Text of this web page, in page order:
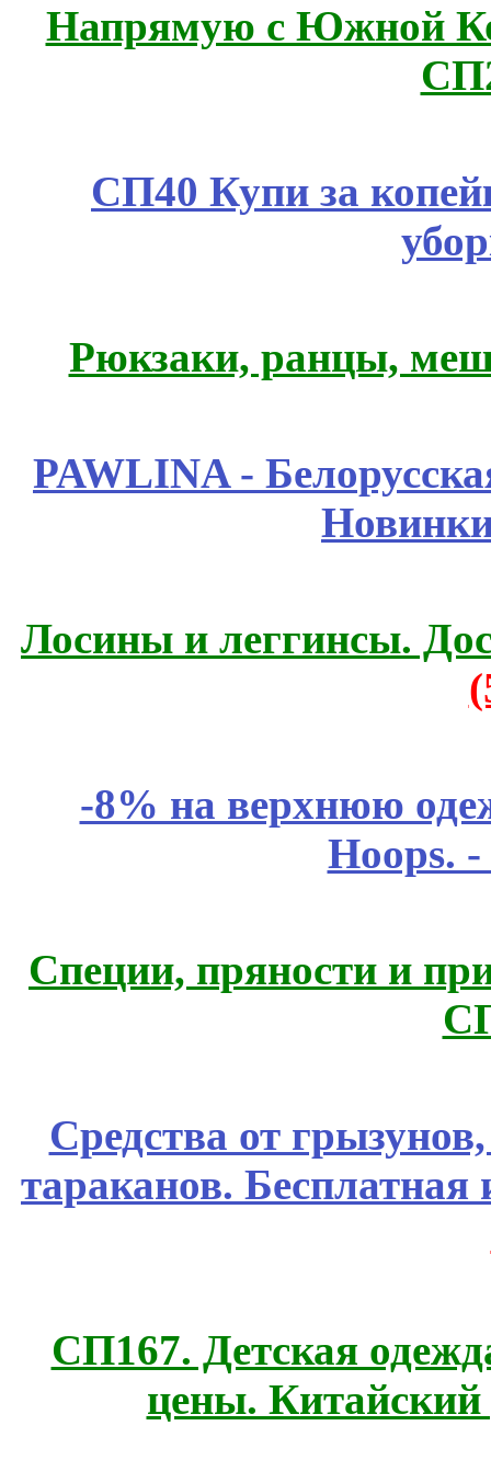
Напрямую с Южной
СП40 Купи за
Рюкзаки, ранцы,
PAWLINA -
Лосины и леггинсы.
-8% на верхнюю
Hoops.
Специи, пряности и
Средства от
тараканов.
СП167. Детская
цены.